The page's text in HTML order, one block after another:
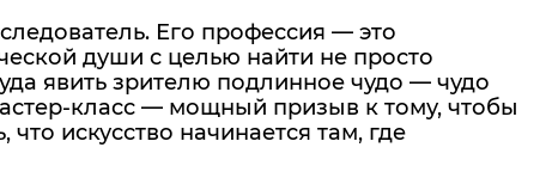
Его профессия — это
души с целью найти не просто
явить зрителю подлинное чудо — чудо
класс — мощный призыв к тому, чтобы
искусство начинается там, где